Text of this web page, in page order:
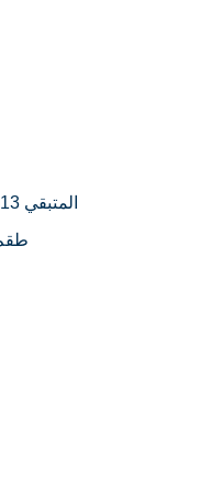
طقم تحليل حجم الحمض النووي PG13 المتبقي